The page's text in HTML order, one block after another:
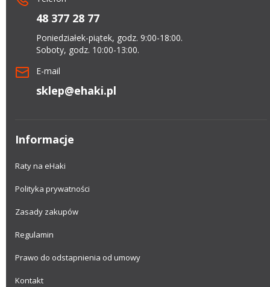
48 377 28 77
Poniedziałek-piątek, godz. 9:00-18:00.
Soboty, godz. 10:00-13:00.
E-mail
sklep@ehaki.pl
Informacje
Raty na eHaki
Polityka prywatności
Zasady zakupów
Regulamin
Prawo do odstapnienia od umowy
Kontakt